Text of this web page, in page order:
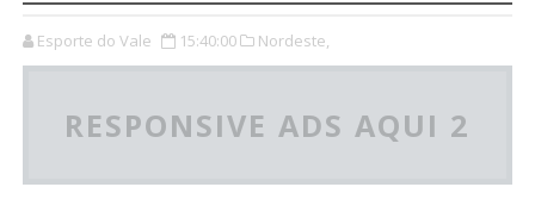
Esporte do Vale 15:40:00 Nordeste,
RESPONSIVE ADS AQUI 2